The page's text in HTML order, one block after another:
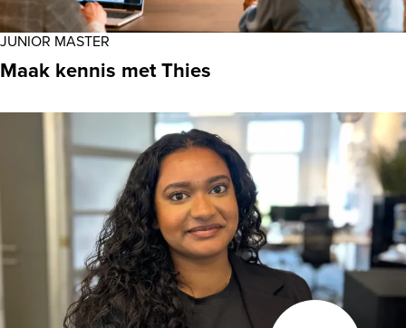
JUNIOR MASTER
Maak kennis met Thies